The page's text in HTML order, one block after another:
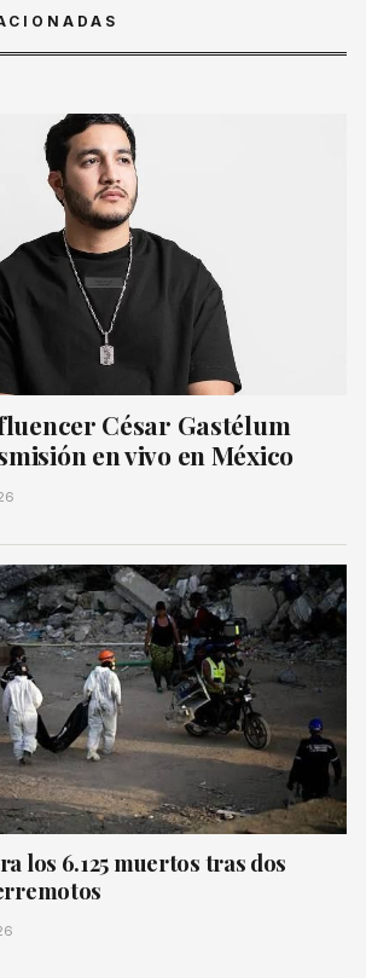
César Gastélum
en vivo en México
los 6.125 muertos tras dos